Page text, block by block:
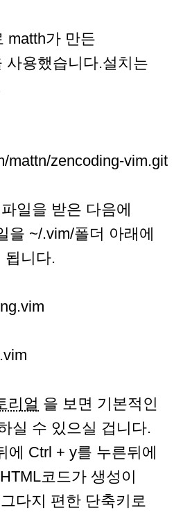
matth가 만든
사용했습니다.설치는
mattn/zencoding-vim.git
일을 받은 다음에
을 ~/.vim/폴더 아래에
됩니다.
리얼 을 보면 기본적인
실 수 있으실 겁니다.
에 Ctrl + y를 누른뒤에
코드가 생성이
다지 편한 단축키로